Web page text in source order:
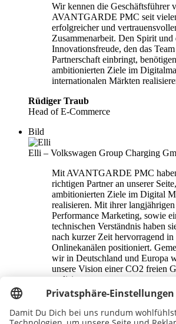
Wir kennen die Geschäftsführer
AVANTGARDE PMC seit
erfolgreicher und
Zusammenarbeit. Den Spirit und
Innovationsfreude, den das
Partnerschaft einbringt,
ambitionierten Ziele im
internationalen Märkten
Rüdiger Traub
Head of E-Commerce
Bild
Elli – Volkswagen Group Charging
Mit AVANTGARDE PMC
richtigen Partner an unserer
ambitionierten Ziele im Digital
realisieren. Mit ihrer
Performance Marketing, sowie
technischen Verständnis haben
nach kurzer Zeit hervorragend in
Onlinekanälen positioniert.
wir in Deutschland und Europa
unsere Vision einer CO2 freien
realisieren.
Jesco Reb
Head of Digital Marketing